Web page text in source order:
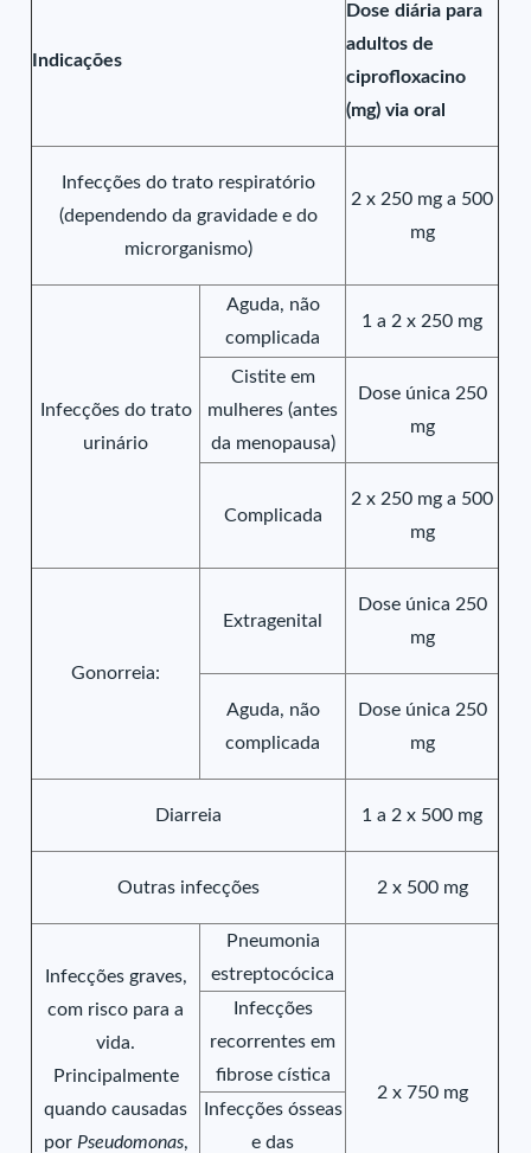
Indicações
Dose diária para
adultos de
ciprofloxacino
(mg) via oral
Infecções do trato respiratório
(dependendo da gravidade e do
microrganismo)
2 x 250 mg a 500
mg
Infecções do trato
urinário
Aguda, não
complicada
1 a 2 x 250 mg
Cistite em
mulheres (antes
da menopausa)
Dose única 250
mg
Complicada
2 x 250 mg a 500
mg
Gonorreia:
Extragenital
Dose única 250
mg
Aguda, não
complicada
Dose única 250
mg
Diarreia 1 a 2 x 500 mg
Outras infecções 2 x 500 mg
Infecções graves,
com risco para a
vida.
Principalmente
quando causadas
por Pseudomonas,
Pneumonia
estreptocócica
2 x 750 mg
Infecções
recorrentes em
fibrose cística
Infecções ósseas
e das